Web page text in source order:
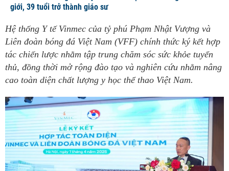
giới, 39 tuổi trở thành giáo sư
Hệ thống Y tế Vinmec của tỷ phú Phạm Nhật Vượng và
Liên đoàn bóng đá Việt Nam (VFF) chính thức ký kết hợp
tác chiến lược nhằm tập trung chăm sóc sức khỏe tuyển
thủ, đồng thời mở rộng đào tạo và nghiên cứu nhằm nâng
cao toàn diện chất lượng y học thể thao Việt Nam.